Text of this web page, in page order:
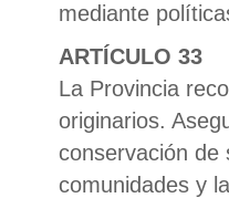
mediante
ARTÍCULO 33
La Provincia
originarios.
conservación
comunidades y